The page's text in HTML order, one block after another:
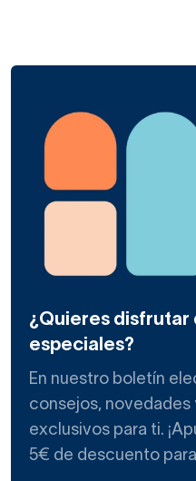
¿Quieres disfrutar
especiales?
En nuestro boletín
consejos,
exclusivos para ti.
5€ de descuento